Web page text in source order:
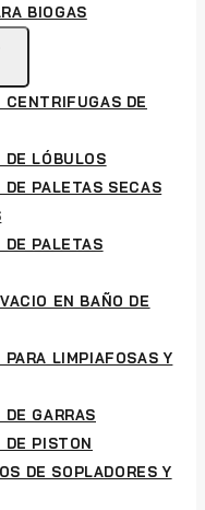
BIOGAS
CENTRIFUGAS DE
DE LÓBULOS
DE PALETAS SECAS
DE PALETAS
EN BAÑO DE
PARA LIMPIAFOSAS Y
GARRAS
DE PISTON
DE SOPLADORES Y